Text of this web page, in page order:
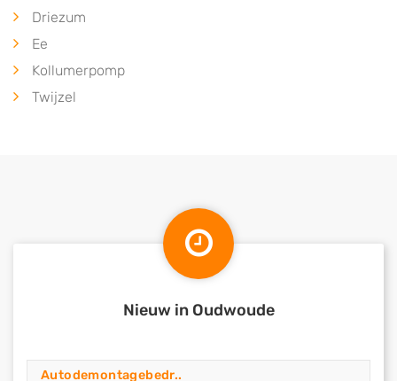
Driezum
Ee
Kollumerpomp
Twijzel
Nieuw in Oudwoude
Autodemontagebedr..